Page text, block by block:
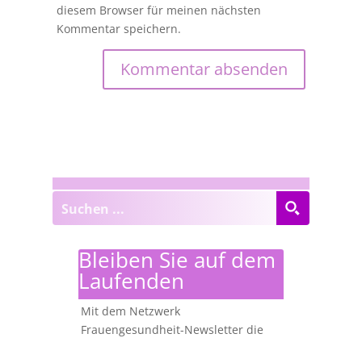
diesem Browser für meinen nächsten
Kommentar speichern.
Bleiben Sie auf dem
Laufenden
Mit dem Netzwerk
Frauengesundheit-Newsletter die